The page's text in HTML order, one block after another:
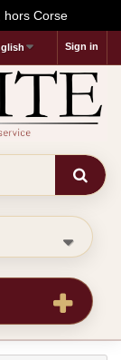
Corse
Sign in